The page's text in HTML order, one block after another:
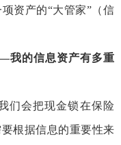
资产的“大管家”（信
我的信息资产有多重
们会把现金锁在保险
根据信息的重要性来